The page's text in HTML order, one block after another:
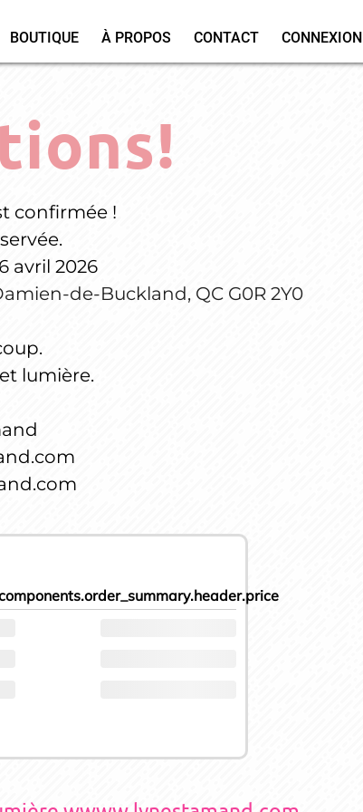
BOUTIQUE À PROPOS CONTACT CONNEXION
confirmée !
avril 2026
de-Buckland, QC G0R 2Y0
lumière.